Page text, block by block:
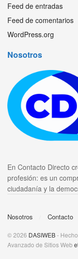
Feed de entradas
Feed de comentarios
WordPress.org
Nosotros
En Contacto Directo
profesión: es un
ciudadanía y la
Nosotros Contacto
© 2026 DASIWEB-
Avanzado de Sitios Web